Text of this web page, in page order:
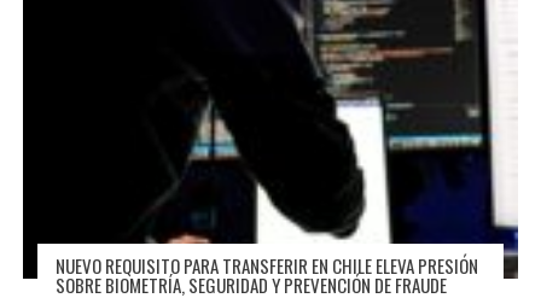
NUEVO REQUISITO PARA TRANSFERIR EN CHILE ELEVA PRESIÓN
SOBRE BIOMETRÍA, SEGURIDAD Y PREVENCIÓN DE FRAUDE